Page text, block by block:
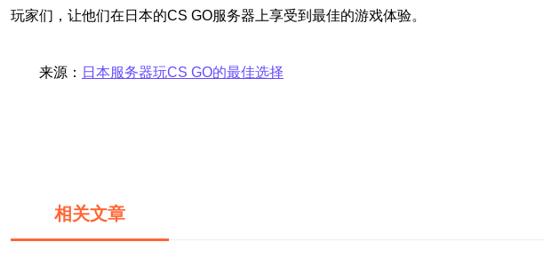
玩家们，让他们在日本的CS GO服务器上享受到最佳的游戏体验。
来源： 日本服务器玩CS GO的最佳选择
相关文章